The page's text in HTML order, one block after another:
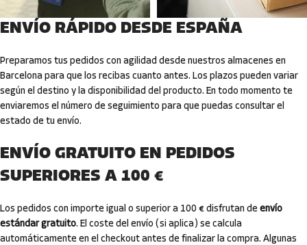
ENVÍO RÁPIDO DESDE ESPAÑA
Preparamos tus pedidos con agilidad desde nuestros almacenes en
Barcelona para que los recibas cuanto antes. Los plazos pueden variar
según el destino y la disponibilidad del producto. En todo momento te
enviaremos el número de seguimiento para que puedas consultar el
estado de tu envío.
ENVÍO GRATUITO EN PEDIDOS
SUPERIORES A 100 €
Los pedidos con importe igual o superior a 100 € disfrutan de envío
estándar gratuito. El coste del envío (si aplica) se calcula
automáticamente en el checkout antes de finalizar la compra. Algunas